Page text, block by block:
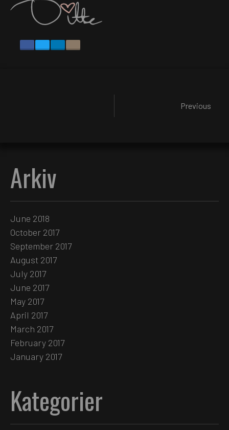
Previous
Arkiv
June 2018
October 2017
September 2017
August 2017
July 2017
June 2017
May 2017
April 2017
March 2017
February 2017
January 2017
Kategorier